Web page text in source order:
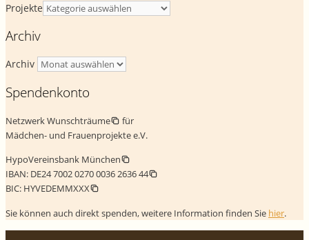
Projekte
Archiv
Archiv
Spendenkonto
Netzwerk Wunschträume
für
Mädchen- und Frauenprojekte e.V.
HypoVereinsbank München
IBAN: DE24 7002 0270 0036 2636 44
BIC: HYVEDEMMXXX
Sie können auch direkt spenden, weitere Information finden Sie hier.